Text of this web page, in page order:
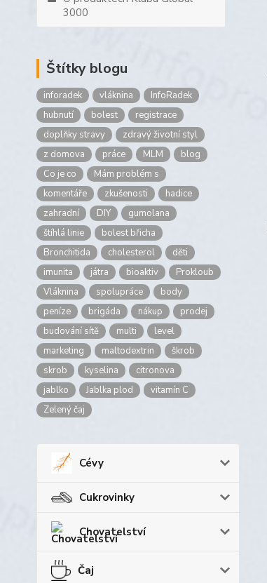
3000
Štítky blogu
inforadek vláknina
InfoRadek
hubnutí
bolest
registrace
doplňky stravy
zdravý životní styl
z domova
práce MLM
blog
Co je co
Mám problém s
komentáře
zkušenosti
hadice
zahradní
DIY
gumolana
štíhlá linie
bolest břicha
Bronchitida
cholesterol
děti
imunita
játra bioaktiv
Prokloub
Vláknina
spolupráce
body
peníze
brigáda nákup
prodej
budování sítě
multi
level
marketing
maltodextrin
škrob
skrob
kyselina
citronova
jablko
Jablka plod
vitamín C
Zelený čaj
Cévy
Cukrovinky
Chovatelství
Čaj